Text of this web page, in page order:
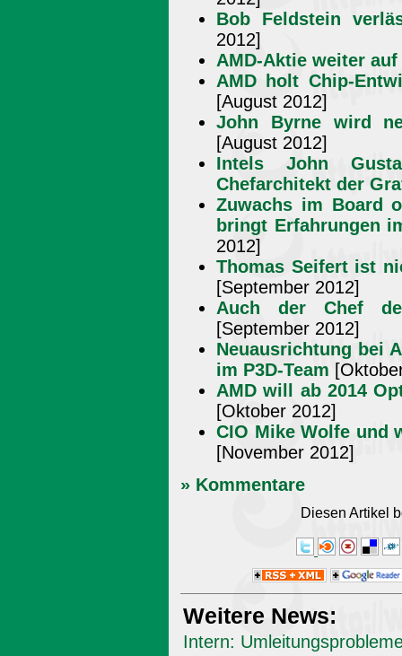
Bob Feldstein
2012]
AMD-Aktie weiter
AMD holt Chip-
[August 2012]
John Byrne wird
[August 2012]
Intels John
Chefarchitekt der
Zuwachs im Board
bringt Erfahrungen
2012]
Thomas Seifert ist
[September 2012]
Auch der Chef
[September 2012]
Neuausrichtung bei
im P3D-Team
AMD will ab 2014
[Oktober 2012]
CIO Mike Wolfe und
[November 2012]
» Kommentare
Diesen Artikel
Weitere News:
Intern: